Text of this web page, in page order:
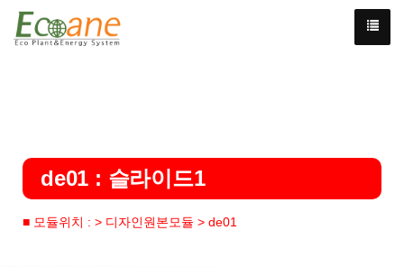
de01 : 슬라이드1
■ 모듈위치 : > 디자인원본모듈 > de01